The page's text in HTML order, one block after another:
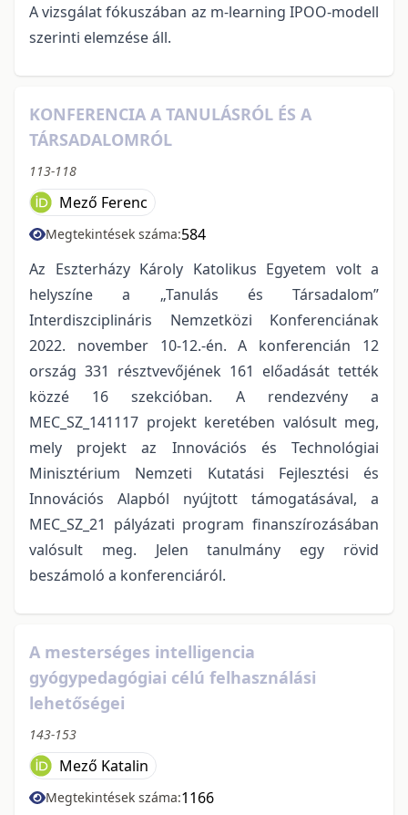
A vizsgálat fókuszában az m-learning IPOO-modell
szerinti elemzése áll.
KONFERENCIA A TANULÁSRÓL ÉS A
TÁRSADALOMRÓL
113-118
Mező Ferenc
Megtekintések száma:584
Az Eszterházy Károly Katolikus Egyetem volt a
helyszíne a „Tanulás és Társadalom”
Interdiszciplináris Nemzetközi Konferenciának
2022. november 10-12.-én. A konferencián 12
ország 331 résztvevőjének 161 előadását tették
közzé 16 szekcióban. A rendezvény a
MEC_SZ_141117 projekt keretében valósult meg,
mely projekt az Innovációs és Technológiai
Minisztérium Nemzeti Kutatási Fejlesztési és
Innovációs Alapból nyújtott támogatásával, a
MEC_SZ_21 pályázati program finanszírozásában
valósult meg. Jelen tanulmány egy rövid
beszámoló a konferenciáról.
A mesterséges intelligencia
gyógypedagógiai célú felhasználási
lehetőségei
143-153
Mező Katalin
Megtekintések száma:1166